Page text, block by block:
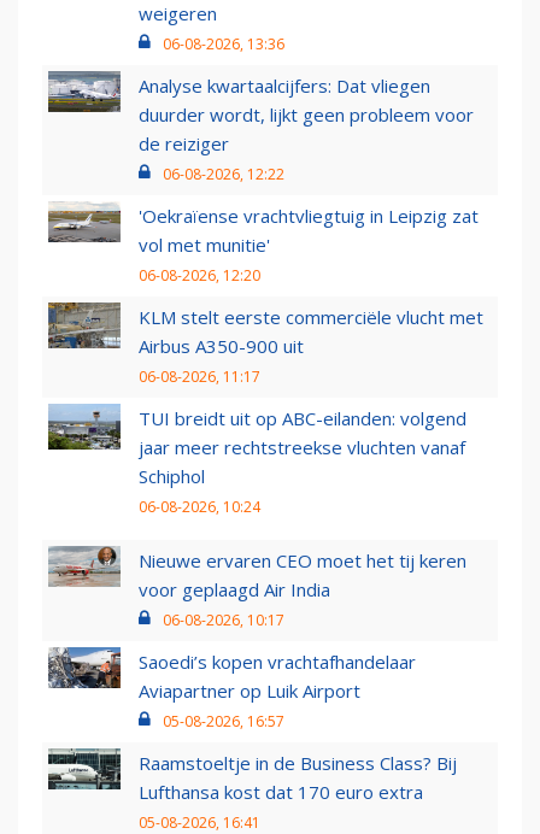
weigeren
06-08-2026, 13:36
Analyse kwartaalcijfers: Dat vliegen
duurder wordt, lijkt geen probleem voor
de reiziger
06-08-2026, 12:22
'Oekraïense vrachtvliegtuig in Leipzig zat
vol met munitie'
06-08-2026, 12:20
KLM stelt eerste commerciële vlucht met
Airbus A350-900 uit
06-08-2026, 11:17
TUI breidt uit op ABC-eilanden: volgend
jaar meer rechtstreekse vluchten vanaf
Schiphol
06-08-2026, 10:24
Nieuwe ervaren CEO moet het tij keren
voor geplaagd Air India
06-08-2026, 10:17
Saoedi’s kopen vrachtafhandelaar
Aviapartner op Luik Airport
05-08-2026, 16:57
Raamstoeltje in de Business Class? Bij
Lufthansa kost dat 170 euro extra
05-08-2026, 16:41